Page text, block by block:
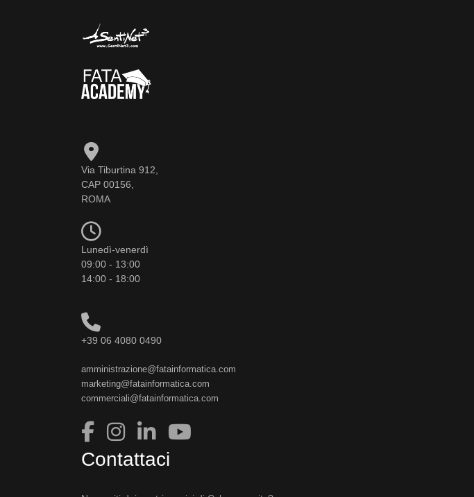
Via Tiburtina 912,
CAP 00156,
ROMA
Lunedì-venerdì
09:00 - 13:00
14:00 - 18:00
+39 06 4080 0490
amministrazione@fatainformatica.com
marketing@fatainformatica.com
commerciali@fatainformatica.com
Contattaci